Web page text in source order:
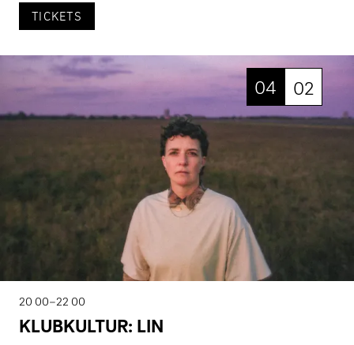
TICKETS
04 02
20 00–22 00
KLUBKULTUR: LIN